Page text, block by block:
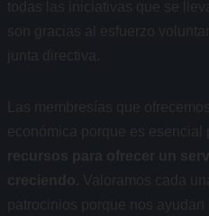
todas las iniciativas que se
son gracias al esfuerzo
junta directiva.
Las membresías que
económica porque es esencial
recursos para ofrecer un
creciendo.
Valoramos cada
patrocinios porque nos ayudan